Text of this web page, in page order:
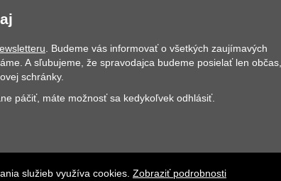
služieb využíva cookies. Zobraziť podrobnosti
. Budeme vás informovať o všetkých zaujímavých
A sľubujeme, že spravodajca budeme posielať len občas,
schránky.
páčiť, máte možnosť sa kedykoľvek odhlásiť.
Shopio